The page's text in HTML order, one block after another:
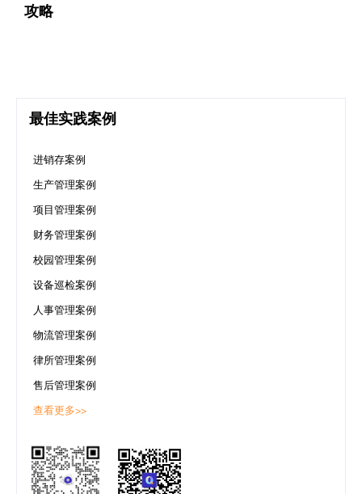
攻略
最佳实践案例
进销存案例
生产管理案例
项目管理案例
财务管理案例
校园管理案例
设备巡检案例
人事管理案例
物流管理案例
律所管理案例
售后管理案例
查看更多>>